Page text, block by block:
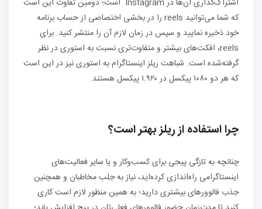
که شما می‌توانید reels را در بخشی اختصاصی از حساب برنامه
خود ذخیره نمایید و سپس در زمان لازم آن را منتشر کنید. برای
reels، افکت‌های بیشتر و متفاوت‌تری نسبت به استوری در نظر
گرفته‌شده است. شباهت ریلز اینستاگرام به استوری نیز در این است
که هر دو ۱۰۸۰ پیکسل در ۱.۹۲۰ پیکسل هستند.
چرا استفاده ازریلزبهتر است؟
چنانچه به تازگی پیجی برای کسب‌وکار و یا سایر فعالیت‌های
اینستاگرامی راه‌اندازی کرده‌اید، نیاز به جلب مخاطبان و همچنین
جذب فالوورهای بیشتری دارید؛ به همین منظور لازم است کاری